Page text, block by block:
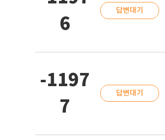
6
답변대기
-1197
7
답변대기